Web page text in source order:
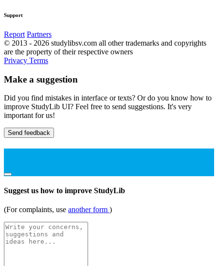
Support
Report Partners
© 2013 - 2026 studylibsv.com all other trademarks and copyrights
are the property of their respective owners
Privacy Terms
Make a suggestion
Did you find mistakes in interface or texts? Or do you know how to
improve StudyLib UI? Feel free to send suggestions. It's very
important for us!
Send feedback
Suggest us how to improve StudyLib
(For complaints, use another form )